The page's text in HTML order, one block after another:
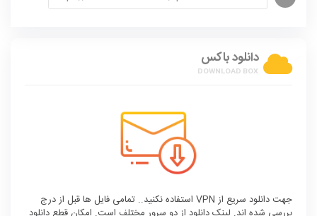
دانلود باکس
جهت دانلود سریع از VPN استفاده نکنید.. تمامی فایل ها قبل از درج